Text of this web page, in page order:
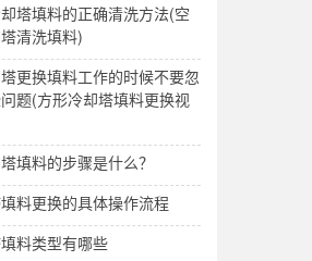
塔填料的正确清洗方法(空
清洗填料)
更换填料工作的时候不要忽
题(方形冷却塔填料更换视
填料的步骤是什么？
料更换的具体操作流程
料类型有哪些